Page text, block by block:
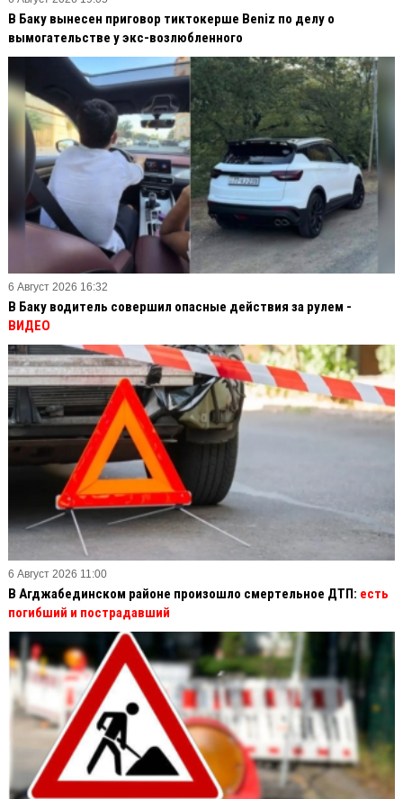
В Баку вынесен приговор тиктокерше Beniz по делу о
вымогательстве у экс-возлюбленного
6 Август 2026 16:32
В Баку водитель совершил опасные действия за рулем -
ВИДЕО
6 Август 2026 11:00
В Агджабединском районе произошло смертельное ДТП: есть
погибший и пострадавший